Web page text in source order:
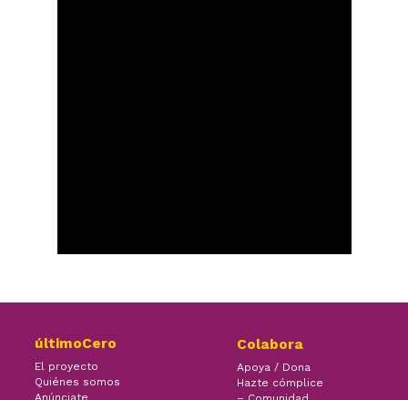
últimoCero
El proyecto
Quiénes somos
Colabora
Apoya / Dona
Hazte cómplice